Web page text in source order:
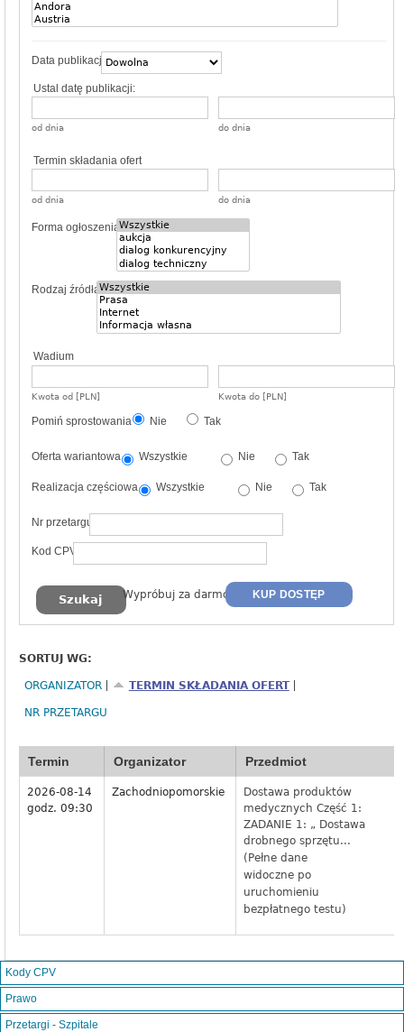
Data publikacji
Ustal datę publikacji:
od dnia do dnia
Termin składania ofert
od dnia do dnia
Forma ogłoszenia
Rodzaj źródła
Wadium
Kwota od [PLN] Kwota do [PLN]
Pomiń sprostowania Nie Tak
Oferta wariantowa Wszystkie Nie Tak
Realizacja częściowa Wszystkie Nie Tak
Nr przetargu
Kod CPV
Wypróbuj za darmo KUP DOSTĘP
SORTUJ WG:
ORGANIZATOR TERMIN SKŁADANIA OFERT
NR PRZETARGU
Termin Organizator Przedmiot
2026-08-14
godz. 09:30
Zachodniopomorskie
Dostawa produktów
medycznych Część 1:
ZADANIE 1: „ Dostawa
drobnego sprzętu...
(Pełne dane
widoczne po
uruchomieniu
bezpłatnego testu)
Kody CPV
Prawo
Przetargi - Szpitale